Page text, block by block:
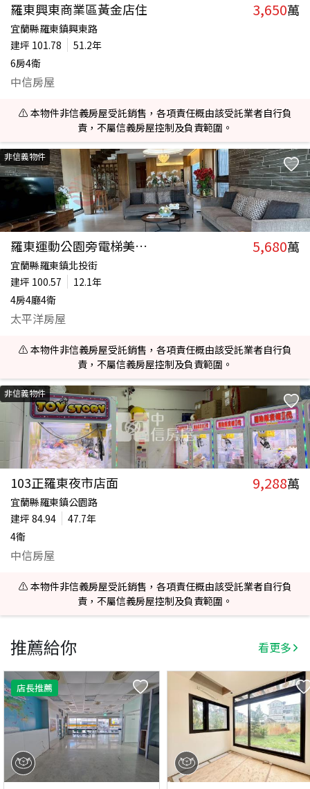
羅東興東商業區黃金店住 3,650萬
宜蘭縣羅東鎮興東路
建坪 101.78
51.2年
6房4衛
中信房屋
⚠️ 本物件非信義房屋受託銷售，各項責任概由該受託業者自行負
責，不屬信義房屋控制及負責範圍。
非信義物件
羅東運動公園旁電梯美農舍+資材室 5,680萬
宜蘭縣羅東鎮北投街
建坪 100.57
12.1年
4房4廳4衛
太平洋房屋
⚠️ 本物件非信義房屋受託銷售，各項責任概由該受託業者自行負
責，不屬信義房屋控制及負責範圍。
非信義物件
103正羅東夜市店面 9,288萬
宜蘭縣羅東鎮公園路
建坪 84.94
47.7年
4衛
中信房屋
⚠️ 本物件非信義房屋受託銷售，各項責任概由該受託業者自行負
責，不屬信義房屋控制及負責範圍。
推薦給你 看更多
店長推薦